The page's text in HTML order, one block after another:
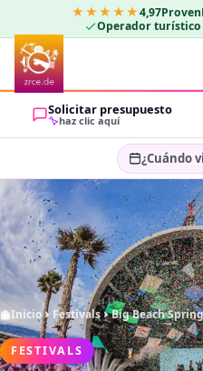
★★★★★4,97
Operador turístico
Solicitar presupuesto
haz clic aquí
¿Cuándo
Seleccionar
HUÉSPEDES
2
Inicio Festivals Big Beach
FESTIVALS